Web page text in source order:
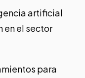
artificial
en el sector
para